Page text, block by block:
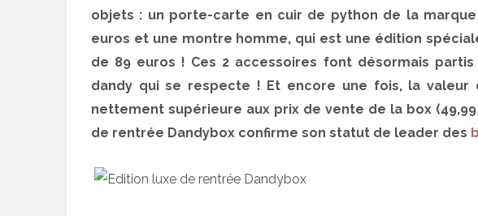
objets : un porte-carte en cuir de python de la marque
euros et une montre homme, qui est une édition
de 89 euros ! Ces 2 accessoires font désormais
dandy qui se respecte ! Et encore une fois, la valeur
nettement supérieure aux prix de vente de la box
de rentrée Dandybox confirme son statut de leader des